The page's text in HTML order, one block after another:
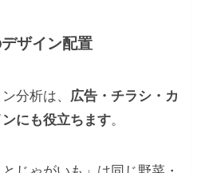
ザイン配置
分析は、 広告・チラシ・カ
にも役立ちます。